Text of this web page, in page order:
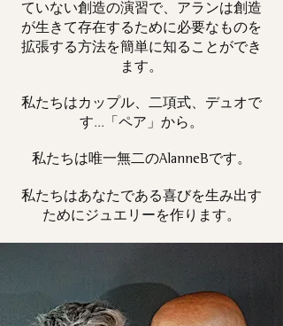
ていない創造の演習で、アランは創造
が生きて存在するために必要なものを
拡張する方法を簡単に知ることができ
ます。
私たちはカップル、二項式、デュオで
す...「ペア」から。
私たちは唯一無二のAlanneBです。
私たちはあなたである喜びを生み出す
ためにジュエリーを作ります。